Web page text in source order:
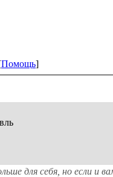
Помощь]
для себя, но если и